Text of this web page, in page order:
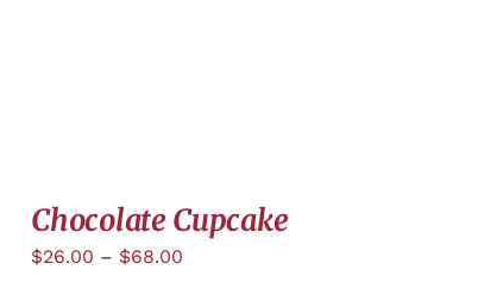
Chocolate Cupcake
$26.00 – $68.00